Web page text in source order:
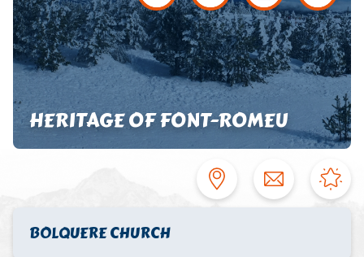
HERITAGE OF FONT-ROMEU
BOLQUERE CHURCH